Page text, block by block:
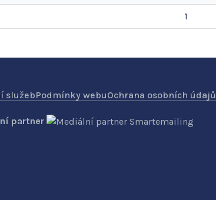
1
služebPodmínky webuOchrana osobních údajů
partner